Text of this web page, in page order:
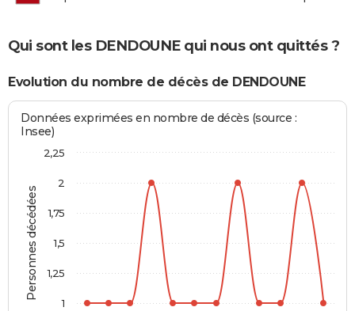
Qui sont les DENDOUNE qui nous ont quittés ?
Evolution du nombre de décès de DENDOUNE
Personnes décédées
Données exprimées en nombre de décès (source :
Insee)
1
1,25
1,5
1,75
2
2,25